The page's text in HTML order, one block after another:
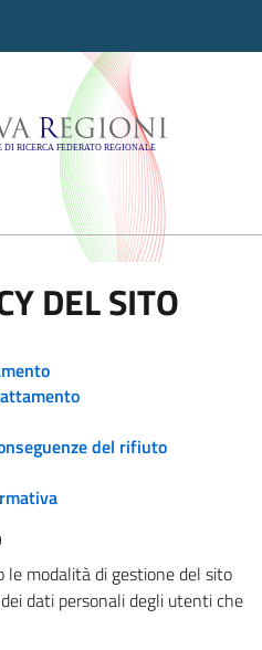
-
DEL SITO
del rifiuto
le modalità di gestione del sito
dati personali degli utenti che